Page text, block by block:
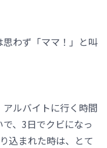
わず「ママ！」と叫
ルバイトに行く時間
、3日でクビになっ
込まれた時は、とて